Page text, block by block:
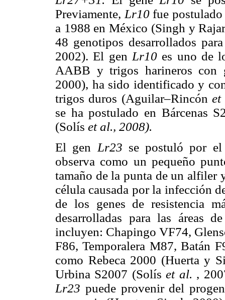
Previamente, Lr10fue
a 1988 en México (Singh y
48 genotipos desarrollados
2002). El gen Lr10es uno de
AABB y trigos harineros con
2000), ha sido identificado y
trigos duros (Aguilar–Rincón
se ha postulado en Bárcenas
(Solís et al., 2008).
El gen Lr23 se postuló por
observa como un pequeño
tamaño de la punta de un alfiler
célula causada por la infección
de los genes de resistencia
desarrolladas para las áreas
incluyen: Chapingo VF74,
F86, Temporalera M87, Batán
como Rebeca 2000 (Huerta y
Urbina S2007 (Solíset al. ,
Lr23 puede provenir del